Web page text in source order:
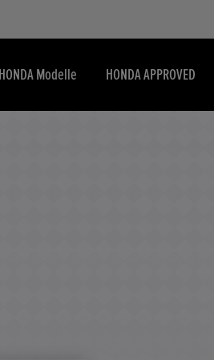
HONDA Modelle HONDA APPROVED